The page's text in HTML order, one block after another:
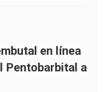
en línea
Pentobarbital a